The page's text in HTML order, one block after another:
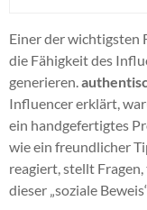
Einer der wichtigsten
die Fähigkeit des
generieren.
Influencer erklärt,
ein handgefertigtes
wie ein freundlicher
reagiert, stellt
dieser „soziale